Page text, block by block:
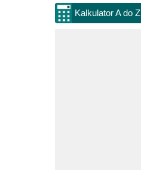
Kalkulator A do Z